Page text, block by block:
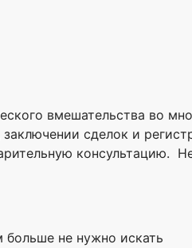
вмешательства во
сделок и
консультацию.
больше не нужно искать